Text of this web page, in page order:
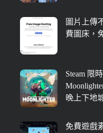
圖片上傳
費圖床，
Steam 限
晚上下地
免費遊戲